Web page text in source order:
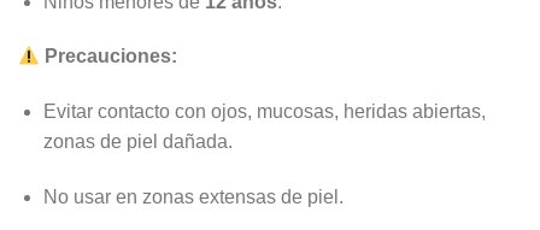
Precauciones:
Evitar contacto con ojos, mucosas, heridas abiertas,
zonas de piel dañada.
No usar en zonas extensas de piel.